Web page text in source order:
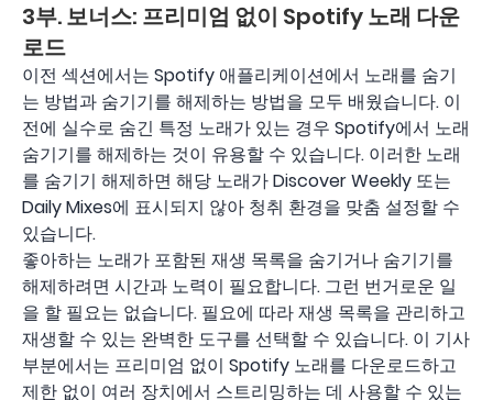
3부. 보너스: 프리미엄 없이 Spotify 노래 다운
로드
이전 섹션에서는 Spotify 애플리케이션에서 노래를 숨기
는 방법과 숨기기를 해제하는 방법을 모두 배웠습니다. 이
전에 실수로 숨긴 특정 노래가 있는 경우 Spotify에서 노래
숨기기를 해제하는 것이 유용할 수 있습니다. 이러한 노래
를 숨기기 해제하면 해당 노래가 Discover Weekly 또는
Daily Mixes에 표시되지 않아 청취 환경을 맞춤 설정할 수
있습니다.
좋아하는 노래가 포함된 재생 목록을 숨기거나 숨기기를
해제하려면 시간과 노력이 필요합니다. 그런 번거로운 일
을 할 필요는 없습니다. 필요에 따라 재생 목록을 관리하고
재생할 수 있는 완벽한 도구를 선택할 수 있습니다. 이 기사
부분에서는 프리미엄 없이 Spotify 노래를 다운로드하고
제한 없이 여러 장치에서 스트리밍하는 데 사용할 수 있는